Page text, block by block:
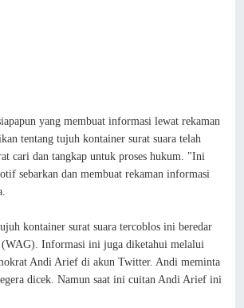
yang membuat informasi lewat rekaman
tentang tujuh kontainer surat suara telah
cari dan tangkap untuk proses hukum. "Ini
sebarkan dan membuat rekaman informasi
kontainer surat suara tercoblos ini beredar
Informasi ini juga diketahui melalui
Andi Arief di akun Twitter. Andi meminta
dicek. Namun saat ini cuitan Andi Arief ini